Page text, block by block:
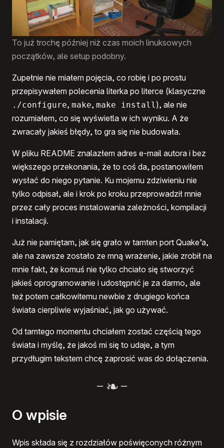
To już trochę później niż czas moich linuksowych
początków, ale setup podobny.
Zupełnie nie miałem pojęcia, co robię i po prostu
przepisywałem polecenia literka po literce (klasyczne
./configure, make, make install ), ale nie
rozumiałem, co się wyświetla w ich wyniku. A że
zwracały jakieś błędy, to gra się nie budowała.
W pliku README znalazłem adres e-mail autora i bez
większego przekonania, że to coś da, postanowiłem
wysłać do niego pytanie. Ku mojemu zdziwieniu nie
tylko odpisał, ale i krok po kroku przeprowadził mnie
przez cały proces instalowania zależności, kompilacji
i instalacji.
Już nie pamiętam, jak się grało w tamten port Quake’a,
ale na zawsze zostało ze mną wrażenie, jakie zrobił na
mnie fakt, że komuś nie tylko chciało się stworzyć
jakieś oprogramowanie i udostępnić je za darmo, ale
też potem całkowitemu newbie z drugiego końca
świata cierpliwie wyjaśniać, jak go używać.
Od tamtego momentu chciałem zostać częścią tego
świata i myślę, że jakoś mi się to udaje, a tym
przydługim tekstem chcę zaprosić was do dołączenia.
– –
O wpisie
Wpis składa się z rozdziałów poświęconych różnym